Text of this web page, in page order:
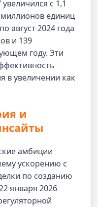
с 1,1
единиц
август 2024 года
и 139
году. Эти
в увеличении как
и
амбиции
ускорению с
по созданию
января 2026